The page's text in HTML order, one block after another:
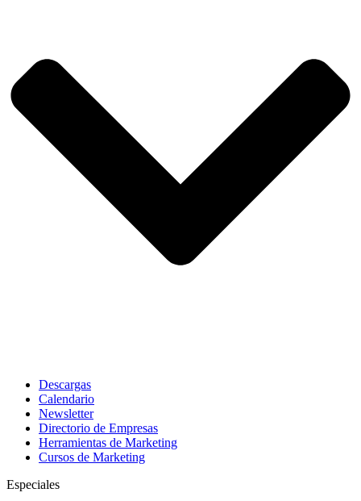
Descargas
Calendario
Newsletter
Directorio de Empresas
Herramientas de Marketing
Cursos de Marketing
Especiales